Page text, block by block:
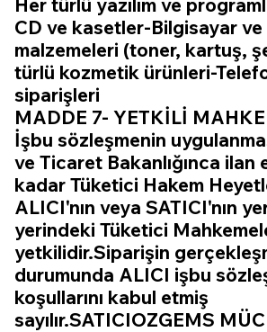
CD ve kasetler-Bilgisayar ve
malzemeleri (toner, kartuş,
türlü kozmetik ürünleri-
siparişleri
MADDE 7- YETKİLİ
İşbu sözleşmenin
ve Ticaret Bakanlığınca ilan
kadar Tüketici Hakem
ALICI'nın veya SATICI'nın
yerindeki Tüketici
yetkilidir.Siparişin
durumunda ALICI işbu
koşullarını kabul etmiş
sayılır.SATICIOZGEMS